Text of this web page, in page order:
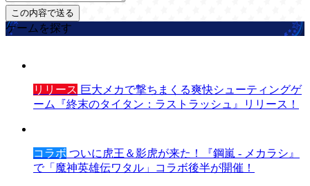
ゲームを探す
リリース 巨大メカで撃ちまくる爽快シューティングゲ
ーム『終末のタイタン：ラストラッシュ』リリース！
コラボ ついに虎王＆影虎が来た！『鋼嵐 - メカラシ』
で「魔神英雄伝ワタル」コラボ後半が開催！